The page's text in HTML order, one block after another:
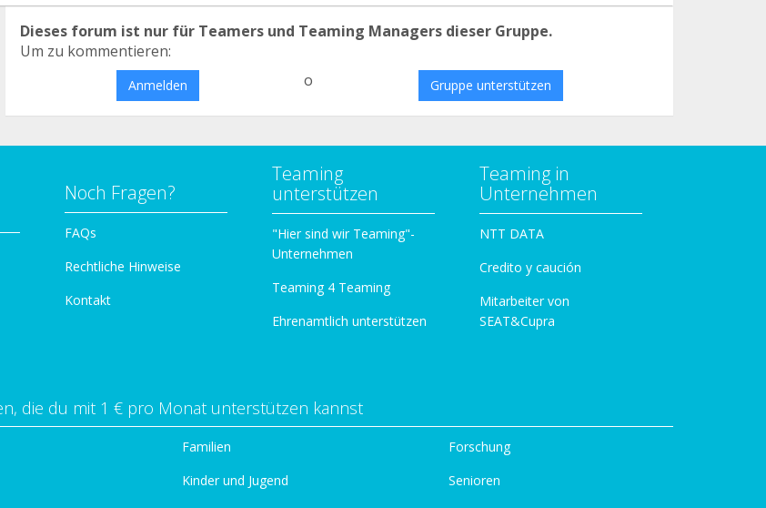
Dieses forum ist nur für Teamers und Teaming Managers dieser Gruppe.
Um zu kommentieren:
Anmelden o Gruppe unterstützen
Noch Fragen?
FAQs
Rechtliche Hinweise
Kontakt
Teaming
unterstützen
"Hier sind wir Teaming"-
Unternehmen
Teaming 4 Teaming
Ehrenamtlich unterstützen
Teaming in
Unternehmen
NTT DATA
Credito y caución
Mitarbeiter von
SEAT&Cupra
die du mit 1 € pro Monat unterstützen kannst
Familien
Kinder und Jugend
Forschung
Senioren